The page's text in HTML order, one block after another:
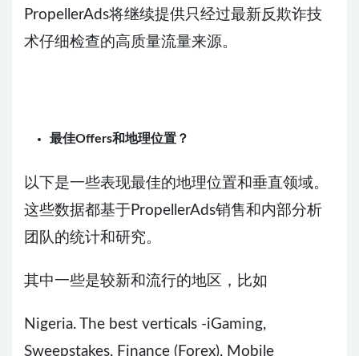
PropellerAds将继续提供只经过最新反欺诈技
术仔细检查的高质量流量来源。
最佳Offers和地理位置？
以下是一些表现最佳的地理位置和垂直领域。
这些数据都基于PropellerAds销售和内部分析
团队的统计和研究。
其中一些是较新和流行的地区，比如
Nigeria. The best verticals -iGaming,
Sweepstakes, Finance (Forex), Mobile